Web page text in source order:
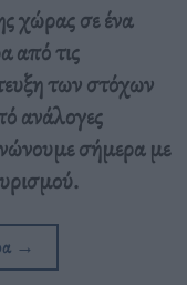
χώρας σε ένα
από τις
των στόχων
ανάλογες
σήμερα με
→